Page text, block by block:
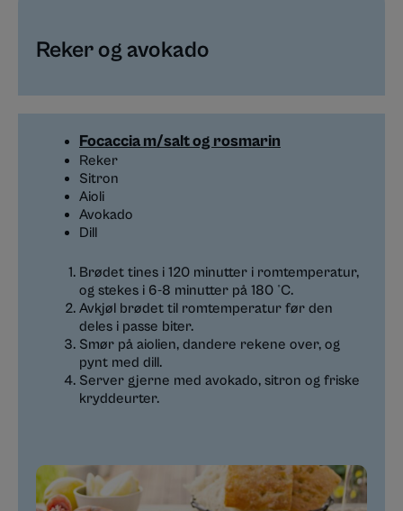
Reker og avokado​
Focaccia m/salt og rosmarin
Reker
Sitron
Aioli
Avokado
Dill
Brødet tines i 120 minutter i romtemperatur,
og stekes i 6-8 minutter på 180 °C.
Avkjøl brødet til romtemperatur før den
deles i passe biter.
Smør på aiolien, dandere rekene over, og
pynt med dill.
Server gjerne med avokado, sitron og friske
kryddeurter.